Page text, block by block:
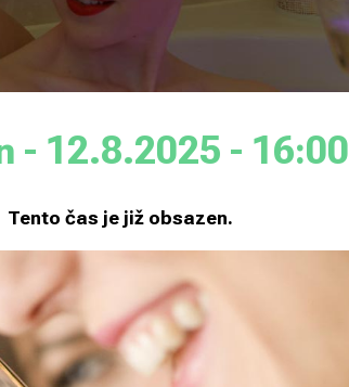
- 12.8.2025 - 16:00
Tento čas je již obsazen.